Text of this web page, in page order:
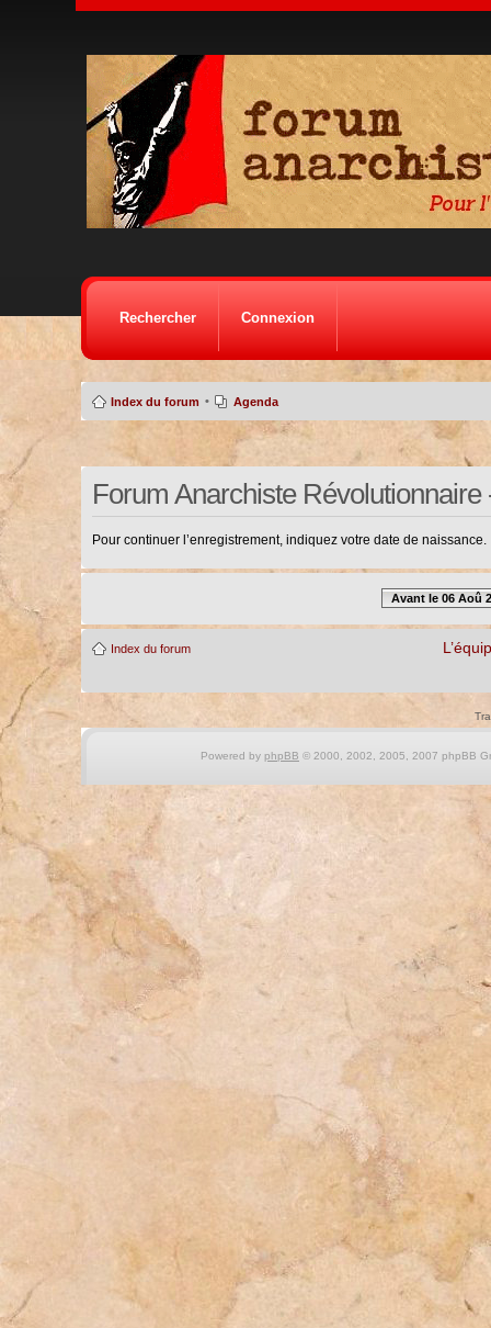
Rechercher Connexion
Index du forum • Agenda
Forum Anarchiste
Pour continuer l’enregistrement, indiquez votre date de naissance.
Avant le 06 Aoû
Index du forum
Powered by phpBB © 2000, 2002, 2005, 2007 phpBB